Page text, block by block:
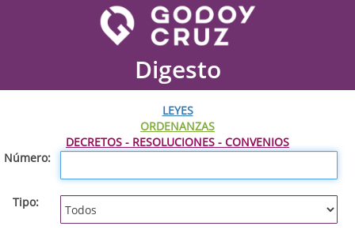
Digesto
LEYES
ORDENANZAS
DECRETOS - RESOLUCIONES - CONVENIOS
Número
Tipo